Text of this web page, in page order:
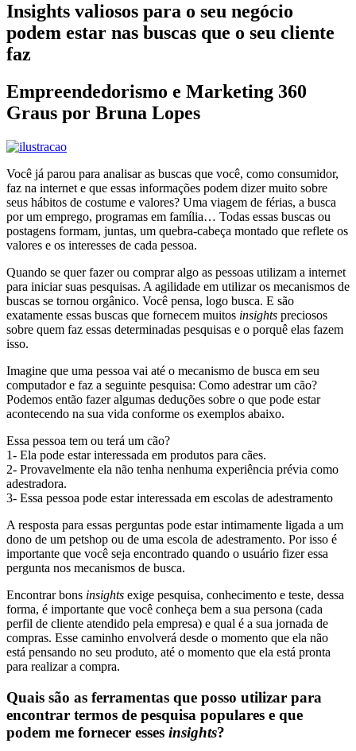
Insights valiosos para o seu negócio
podem estar nas buscas que o seu cliente
faz
Empreendedorismo e Marketing 360
Graus por Bruna Lopes
Você já parou para analisar as buscas que você, como consumidor,
faz na internet e que essas informações podem dizer muito sobre
seus hábitos de costume e valores? Uma viagem de férias, a busca
por um emprego, programas em família… Todas essas buscas ou
postagens formam, juntas, um quebra-cabeça montado que reflete os
valores e os interesses de cada pessoa.
Quando se quer fazer ou comprar algo as pessoas utilizam a internet
para iniciar suas pesquisas. A agilidade em utilizar os mecanismos de
buscas se tornou orgânico. Você pensa, logo busca. E são
exatamente essas buscas que fornecem muitos insights preciosos
sobre quem faz essas determinadas pesquisas e o porquê elas fazem
isso.
Imagine que uma pessoa vai até o mecanismo de busca em seu
computador e faz a seguinte pesquisa: Como adestrar um cão?
Podemos então fazer algumas deduções sobre o que pode estar
acontecendo na sua vida conforme os exemplos abaixo.
Essa pessoa tem ou terá um cão?
1- Ela pode estar interessada em produtos para cães.
2- Provavelmente ela não tenha nenhuma experiência prévia como
adestradora.
3- Essa pessoa pode estar interessada em escolas de adestramento
A resposta para essas perguntas pode estar intimamente ligada a um
dono de um petshop ou de uma escola de adestramento. Por isso é
importante que você seja encontrado quando o usuário fizer essa
pergunta nos mecanismos de busca.
Encontrar bons insights exige pesquisa, conhecimento e teste, dessa
forma, é importante que você conheça bem a sua persona (cada
perfil de cliente atendido pela empresa) e qual é a sua jornada de
compras. Esse caminho envolverá desde o momento que ela não
está pensando no seu produto, até o momento que ela está pronta
para realizar a compra.
Quais são as ferramentas que posso utilizar para
encontrar termos de pesquisa populares e que
podem me fornecer esses insights?